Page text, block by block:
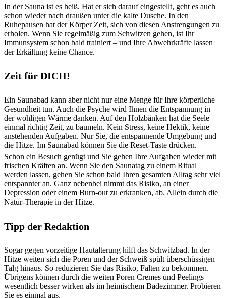
In der Sauna ist es heiß. Hat er sich darauf eingestellt, geht es auch
schon wieder nach draußen unter die kalte Dusche. In den
Ruhepausen hat der Körper Zeit, sich von diesen Anstrengungen zu
erholen. Wenn Sie regelmäßig zum Schwitzen gehen, ist Ihr
Immunsystem schon bald trainiert – und Ihre Abwehrkräfte lassen
der Erkältung keine Chance.
Zeit für DICH!
Ein Saunabad kann aber nicht nur eine Menge für Ihre körperliche
Gesundheit tun. Auch die Psyche wird Ihnen die Entspannung in
der wohligen Wärme danken. Auf den Holzbänken hat die Seele
einmal richtig Zeit, zu baumeln. Kein Stress, keine Hektik, keine
anstehenden Aufgaben. Nur Sie, die entspannende Umgebung und
die Hitze. Im Saunabad können Sie die Reset-Taste drücken.
Schon ein Besuch genügt und Sie gehen Ihre Aufgaben wieder mit
frischen Kräften an. Wenn Sie den Saunatag zu einem Ritual
werden lassen, gehen Sie schon bald Ihren gesamten Alltag sehr viel
entspannter an. Ganz nebenbei nimmt das Risiko, an einer
Depression oder einem Burn-out zu erkranken, ab. Allein durch die
Natur-Therapie in der Hitze.
Tipp der Redaktion
Sogar gegen vorzeitige Hautalterung hilft das Schwitzbad. In der
Hitze weiten sich die Poren und der Schweiß spült überschüssigen
Talg hinaus. So reduzieren Sie das Risiko, Falten zu bekommen.
Übrigens können durch die weiten Poren Cremes und Peelings
wesentlich besser wirken als im heimischem Badezimmer. Probieren
Sie es einmal aus.